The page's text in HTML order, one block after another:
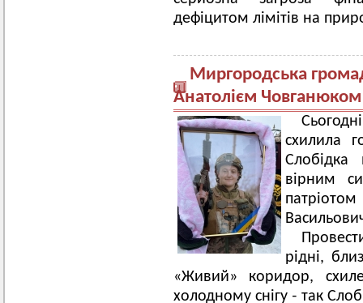
дефіцитом лімітів на
Миргородська
Анатолієм Човганюком
схилила
Слобідка
вірним
рідні,
«Живий» коридор,
холодному снігу ˗ так